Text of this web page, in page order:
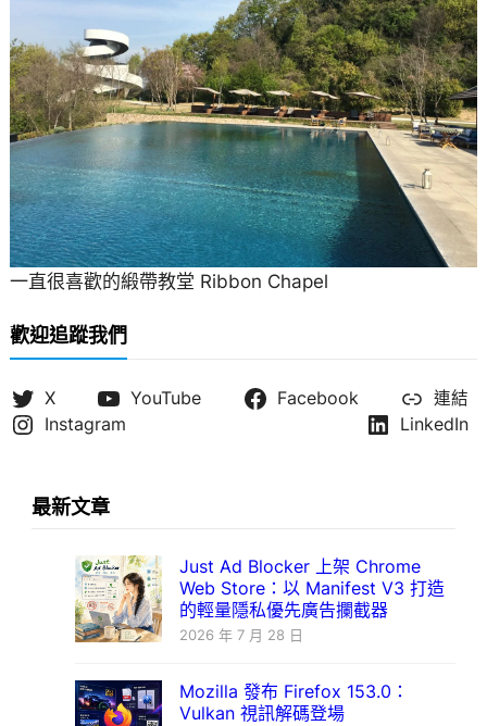
一直很喜歡的緞帶教堂 Ribbon Chapel
歡迎追蹤我們
X YouTube Facebook
連結
Instagram
LinkedIn
最新文章
Just Ad Blocker 上架 Chrome
Web Store：以 Manifest V3 打造
的輕量隱私優先廣告攔截器
2026 年 7 月 28 日
Mozilla 發布 Firefox 153.0：
Vulkan 視訊解碼登場